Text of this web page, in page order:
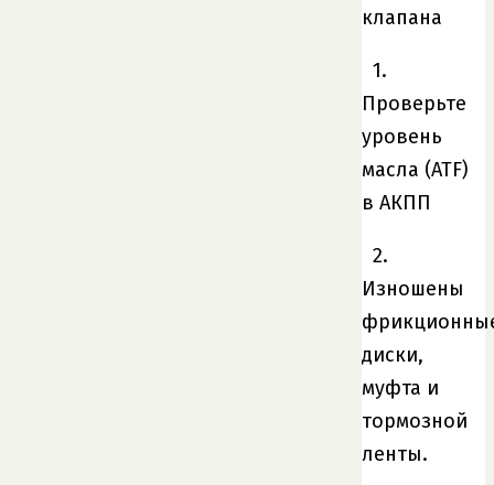
клапана
1.
Проверьте
уровень
масла (ATF)
в АКПП
2.
Изношены
диски,
муфта и
тормозной
ленты.